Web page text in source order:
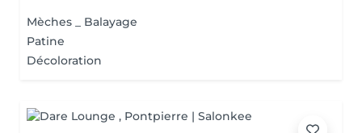
Mèches _ Balayage
Patine
Décoloration